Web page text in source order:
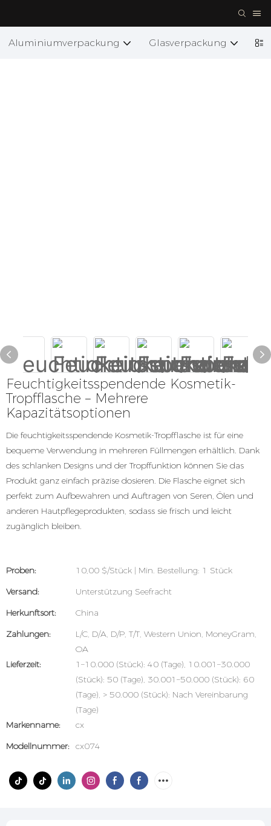
Aluminiumverpackung Glasverpackung
Feuchtigkeitsspendende Kosmetik-
Tropfflasche – Mehrere
Kapazitätsoptionen
Die feuchtigkeitsspendende Kosmetik-Tropfflasche ist für eine
bequeme Verwendung in mehreren Füllmengen erhältlich. Dank
des schlanken Designs und der Tropffunktion können Sie das
Produkt ganz einfach präzise dosieren. Die Flasche eignet sich
perfekt zum Aufbewahren und Auftragen von Seren, Ölen und
anderen Hautpflegeprodukten, sodass sie frisch und leicht
zugänglich bleiben.
Proben:
10,00 $/Stück | Min. Bestellung: 1 Stück
Versand:
Unterstützung Seefracht
Herkunftsort:
China
Zahlungen:
L/C, D/A, D/P, T/T, Western Union, MoneyGram,
OA
Lieferzeit:
1–10.000 (Stück): 40 (Tage), 10.001–30.000
(Stück): 50 (Tage), 30.001–50.000 (Stück): 60
(Tage), > 50.000 (Stück): Nach Vereinbarung
(Tage)
Markenname:
cx
Modellnummer: cx074